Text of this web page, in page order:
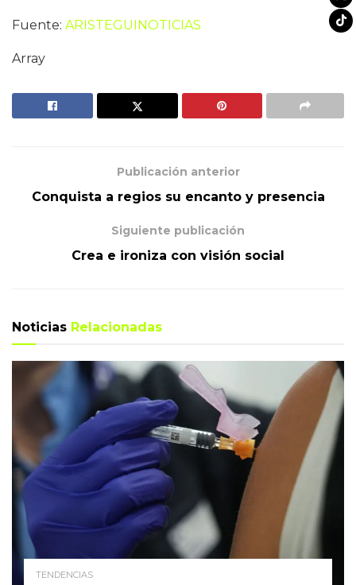
Fuente: ARISTEGUINOTICIAS
Array
Publicación anterior
Conquista a regios su encanto y presencia
Siguiente publicación
Crea e ironiza con visión social
Noticias Relacionadas
TENDENCIAS